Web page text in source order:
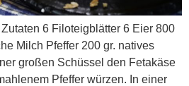
6 Filoteigblätter 6 Eier 800
Milch Pfeffer 200 gr. natives
großen Schüssel den Fetakäse
Pfeffer würzen. In einer